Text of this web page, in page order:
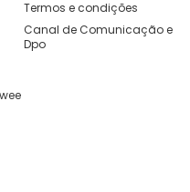
Termos e condições
Canal de Comunicação e
Dpo